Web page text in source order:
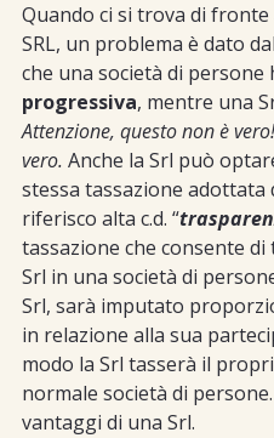
Quando ci si trova di
SRL, un problema è dato
che una società di persone
progressiva, mentre una
Attenzione, questo non è
vero. Anche la Srl può
stessa tassazione adottata
riferisco alta c.d. “
tassazione che consente
Srl in una società di
Srl, sarà imputato
in relazione alla sua
modo la Srl tasserà il
normale società di
vantaggi di una Srl.